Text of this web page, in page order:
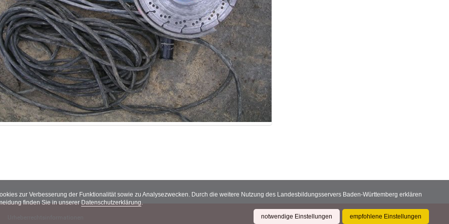
zur Verbesserung der Funktionalität sowie zu Analysezwecken. Durch die weitere Nutzung des Landesbildungsservers Baden-Württemberg erklären
finden Sie in unserer Datenschutzerklärung.
notwendige Einstellungen
empfohlene Einstellungen